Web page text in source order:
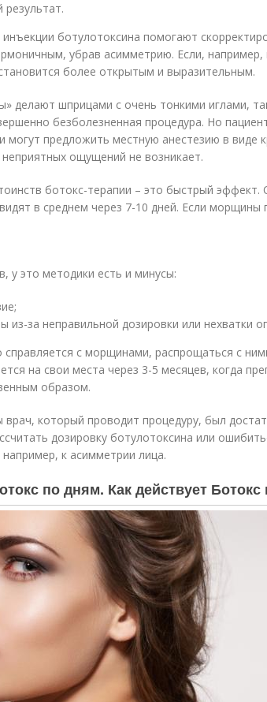
ботулотоксина помогают
убрав асимметрию. Если, например,
более открытым и выразительным.
делают шприцами с очень тонкими иглами,
безболезненная процедура. Но
могут предложить местную анестезию в виде
неприятных ощущений не возникает.
ботокс-терапии – это быстрый эффект.
в среднем через 7-10 дней. Если морщины
у это методики есть и минусы:
за неправильной дозировки или нехватки
с морщинами, распрощаться с
на свои места через 3-5 месяцев, когда
образом.
который проводит процедуру, был
дозировку ботулотоксина или
к асимметрии лица.
по дням. Как действует